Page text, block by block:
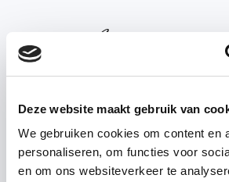
Deze website maakt gebruik van
We gebruiken cookies om content en
personaliseren, om functies voor
en om ons websiteverkeer te
’T ACHTERHUIS —